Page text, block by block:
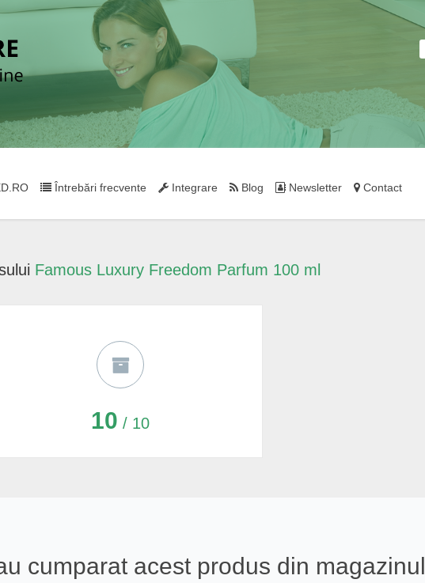
Întrebări frecvente Integrare Blog Newsletter Contact
Famous Luxury Freedom Parfum 100 ml
10 / 10
cumparat acest produs din magazinul